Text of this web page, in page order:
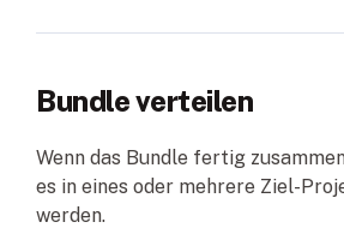
Bundle verteilen
Wenn das Bundle fertig
es in eines oder mehrere Ziel-
werden.